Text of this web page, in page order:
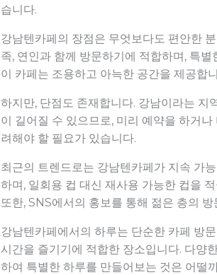
습니다.
강남텐카페의 장점은 무엇보다도 편안한
족, 연인과 함께 방문하기에 적합하며, 특
이 카페는 조용하고 아늑한 공간을 제공합
하지만, 단점도 존재합니다. 강남이라는 지
이 길어질 수 있으므로, 미리 예약을 하거
려해야 할 필요가 있습니다.
최근의 트렌드로는 강남텐카페가 지속 가
하며, 일회용 컵 대신 재사용 가능한 컵을
또한, SNS에서의 홍보를 통해 젊은 층의
강남텐카페에서의 하루는 단순한 카페 방
시간을 즐기기에 적합한 장소입니다. 다양
하여 특별한 하루를 만들어보는 것은 어떨